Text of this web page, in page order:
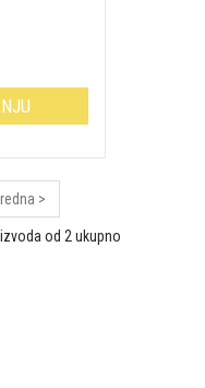
>
od 2 ukupno